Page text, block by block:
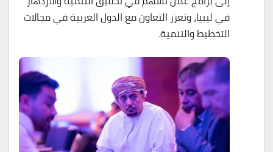
في ليبيا، وتعزز التعاون مع الدول العربية في مجالات
التخطيط والتنمية.